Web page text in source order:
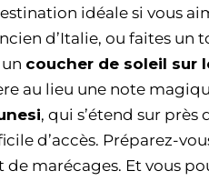
idéale si vous
d’Italie, ou faites
coucher de soleil sur
au lieu une note
, qui s’étend sur près
d’accès. Préparez-
de marécages. Et vous